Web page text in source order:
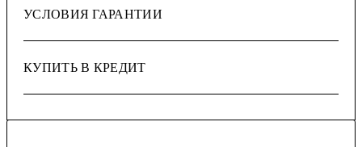
УСЛОВИЯ ГАРАНТИИ
КУПИТЬ В КРЕДИТ